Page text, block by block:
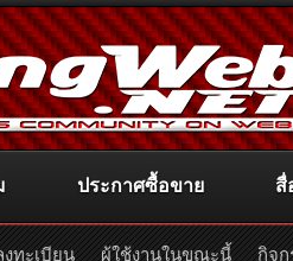
ประกาศซื้อขาย สื่
ทะเบียน ผู้ใช้งานในขณะนี้ กิจก